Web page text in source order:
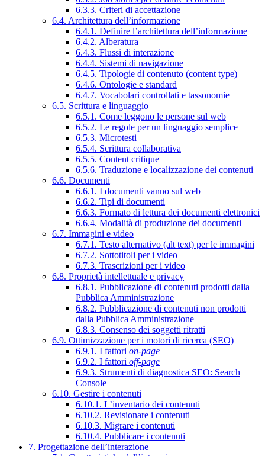
6.3.3. Criteri di accettazione
6.4. Architettura dell’informazione
6.4.1. Definire l’architettura dell’informazione
6.4.2. Alberatura
6.4.3. Flussi di interazione
6.4.4. Sistemi di navigazione
6.4.5. Tipologie di contenuto (content type)
6.4.6. Ontologie e standard
6.4.7. Vocabolari controllati e tassonomie
6.5. Scrittura e linguaggio
6.5.1. Come leggono le persone sul web
6.5.2. Le regole per un linguaggio semplice
6.5.3. Microtesti
6.5.4. Scrittura collaborativa
6.5.5. Content critique
6.5.6. Traduzione e localizzazione dei contenuti
6.6. Documenti
6.6.1. I documenti vanno sul web
6.6.2. Tipi di documenti
6.6.3. Formato di lettura dei documenti elettronici
6.6.4. Modalità di produzione dei documenti
6.7. Immagini e video
6.7.1. Testo alternativo (alt text) per le immagini
6.7.2. Sottotitoli per i video
6.7.3. Trascrizioni per i video
6.8. Proprietà intellettuale e privacy
6.8.1. Pubblicazione di contenuti prodotti dalla
Pubblica Amministrazione
6.8.2. Pubblicazione di contenuti non prodotti
dalla Pubblica Amministrazione
6.8.3. Consenso dei soggetti ritratti
6.9. Ottimizzazione per i motori di ricerca (SEO)
6.9.1. I fattori on-page
6.9.2. I fattori off-page
6.9.3. Strumenti di diagnostica SEO: Search
Console
6.10. Gestire i contenuti
6.10.1. L’inventario dei contenuti
6.10.2. Revisionare i contenuti
6.10.3. Migrare i contenuti
6.10.4. Pubblicare i contenuti
7. Progettazione dell’interazione